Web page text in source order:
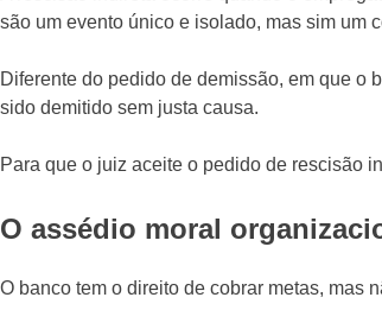
são um evento único e isolado, mas sim um
Diferente do pedido de demissão, em que o
sido demitido sem justa causa.
Para que o juiz aceite o pedido de rescisão
O assédio moral
O banco tem o direito de cobrar metas, mas